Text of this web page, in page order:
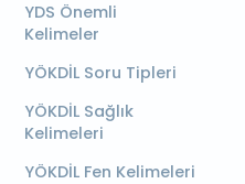
YDS Önemli
Kelimeler
YÖKDİL Soru Tipleri
YÖKDİL Sağlık
Kelimeleri
YÖKDİL Fen Kelimeleri